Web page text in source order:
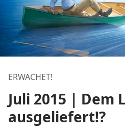
ERWACHET!
Juli 2015 | Dem
ausgeliefert!?